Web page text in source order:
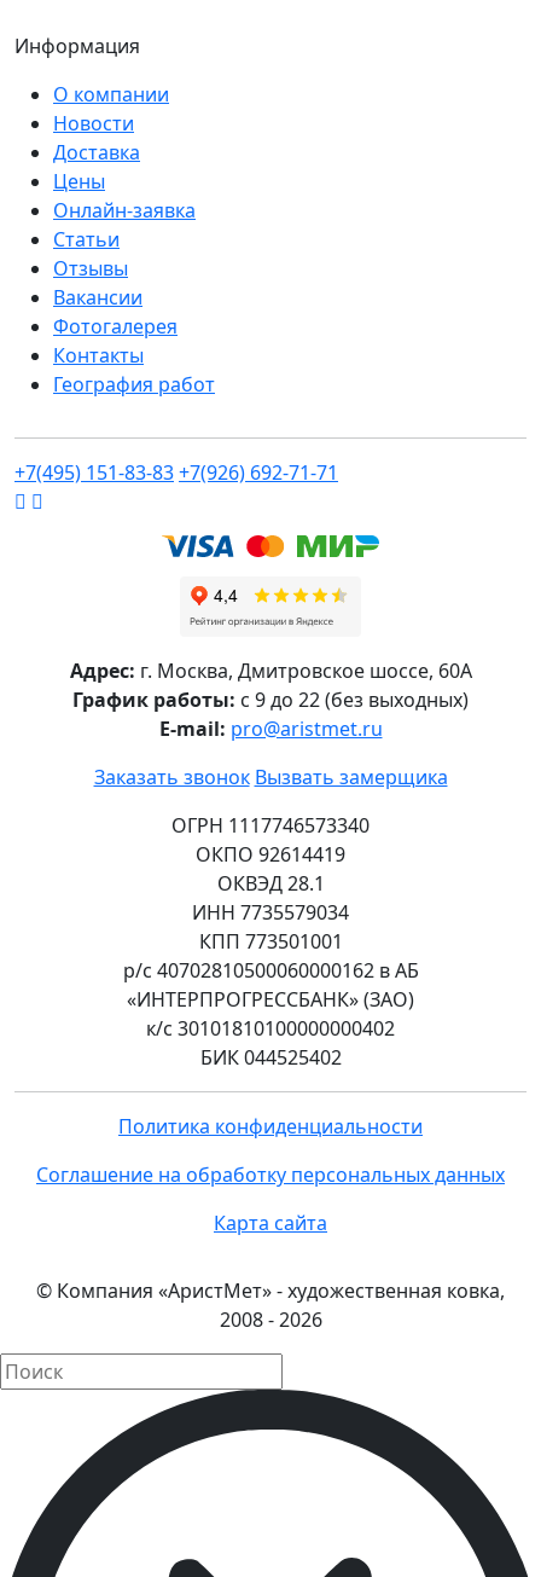
Информация
О компании
Новости
Доставка
Цены
Онлайн-заявка
Статьи
Отзывы
Вакансии
Фотогалерея
Контакты
География работ
+7(495) 151-83-83+7(926) 692-71-71
Адрес: г. Москва, Дмитровское шоссе, 60А
График работы: с 9 до 22 (без выходных)
E-mail: pro@aristmet.ru
Заказать звонок Вызвать замерщика
ОГРН 1117746573340
ОКПО 92614419
ОКВЭД 28.1
ИНН 7735579034
КПП 773501001
р/с 40702810500060000162 в АБ
«ИНТЕРПРОГРЕССБАНК» (ЗАО)
к/с 30101810100000000402
БИК 044525402
Политика конфиденциальности
Соглашение на обработку персональных данных
Карта сайта
© Компания «АристМет» - художественная ковка,
2008 - 2026